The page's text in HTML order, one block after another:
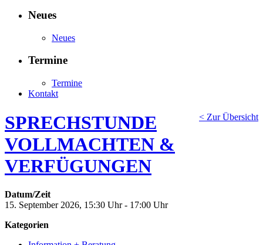
Neues
Neues
Termine
Termine
Kontakt
< Zur Übersicht
SPRECHSTUNDE
VOLLMACHTEN &
VERFÜGUNGEN
Datum/Zeit
15. September 2026, 15:30 Uhr - 17:00 Uhr
Kategorien